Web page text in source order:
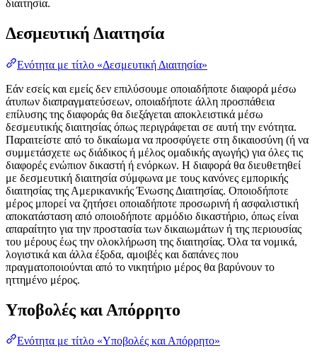
διαιτησία.
Δεσμευτική Διαιτησία
Ενότητα με τίτλο «Δεσμευτική Διαιτησία»
Εάν εσείς και εμείς δεν επιλύσουμε οποιαδήποτε διαφορά μέσω
άτυπων διαπραγματεύσεων, οποιαδήποτε άλλη προσπάθεια
επίλυσης της διαφοράς θα διεξάγεται αποκλειστικά μέσω
δεσμευτικής διαιτησίας όπως περιγράφεται σε αυτή την ενότητα.
Παραιτείστε από το δικαίωμα να προσφύγετε στη δικαιοσύνη (ή να
συμμετάσχετε ως διάδικος ή μέλος ομαδικής αγωγής) για όλες τις
διαφορές ενώπιον δικαστή ή ενόρκων. Η διαφορά θα διευθετηθεί
με δεσμευτική διαιτησία σύμφωνα με τους κανόνες εμπορικής
διαιτησίας της Αμερικανικής Ένωσης Διαιτησίας. Οποιοδήποτε
μέρος μπορεί να ζητήσει οποιαδήποτε προσωρινή ή ασφαλιστική
αποκατάσταση από οποιοδήποτε αρμόδιο δικαστήριο, όπως είναι
απαραίτητο για την προστασία των δικαιωμάτων ή της περιουσίας
του μέρους έως την ολοκλήρωση της διαιτησίας. Όλα τα νομικά,
λογιστικά και άλλα έξοδα, αμοιβές και δαπάνες που
πραγματοποιούνται από το νικητήριο μέρος θα βαρύνουν το
ηττημένο μέρος.
Υποβολές και Απόρρητο
Ενότητα με τίτλο «Υποβολές και Απόρρητο»